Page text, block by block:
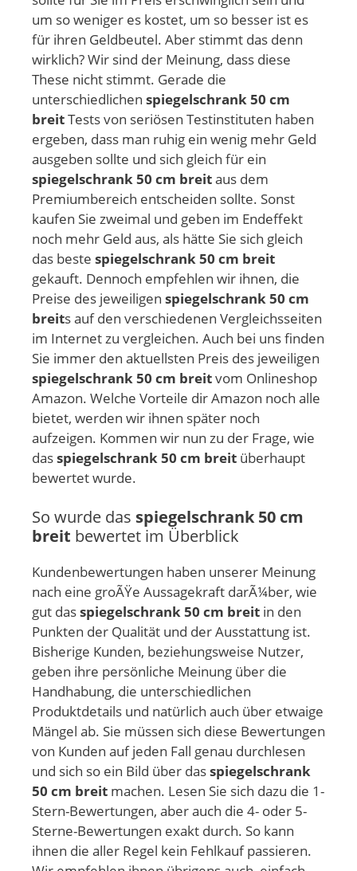
um so weniger es kostet, um so besser ist es
für ihren Geldbeutel. Aber stimmt das denn
wirklich? Wir sind der Meinung, dass diese
These nicht stimmt. Gerade die
unterschiedlichen spiegelschrank 50 cm
breitTests von seriösen Testinstituten haben
ergeben, dass man ruhig ein wenig mehr Geld
ausgeben sollte und sich gleich für ein
spiegelschrank 50 cm breitaus dem
Premiumbereich entscheiden sollte. Sonst
kaufen Sie zweimal und geben im Endeffekt
noch mehr Geld aus, als hätte Sie sich gleich
das beste spiegelschrank 50 cm breit
gekauft. Dennoch empfehlen wir ihnen, die
Preise des jeweiligen spiegelschrank 50 cm
breits auf den verschiedenen Vergleichsseiten
im Internet zu vergleichen. Auch bei uns finden
Sie immer den aktuellsten Preis des jeweiligen
spiegelschrank 50 cm breitvom Onlineshop
Amazon. Welche Vorteile dir Amazon noch alle
bietet, werden wir ihnen später noch
aufzeigen. Kommen wir nun zu der Frage, wie
dasspiegelschrank 50 cm breit überhaupt
bewertet wurde.
So wurde das spiegelschrank 50 cm
breit bewertet im Überblick
Kundenbewertungen haben unserer Meinung
nach eine groÃŸe Aussagekraft darÃ¼ber, wie
gut dasspiegelschrank 50 cm breit in den
Punkten der Qualität und der Ausstattung ist.
Bisherige Kunden, beziehungsweise Nutzer,
geben ihre persönliche Meinung über die
Handhabung, die unterschiedlichen
Produktdetails und natürlich auch über etwaige
Mängel ab. Sie müssen sich diese Bewertungen
von Kunden auf jeden Fall genau durchlesen
und sich so ein Bild über dasspiegelschrank
50 cm breit machen. Lesen Sie sich dazu die 1-
Stern-Bewertungen, aber auch die 4- oder 5-
Sterne-Bewertungen exakt durch. So kann
ihnen die aller Regel kein Fehlkauf passieren.